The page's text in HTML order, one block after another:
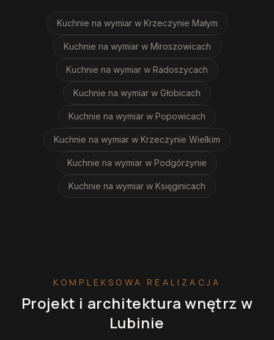
Kuchnie na wymiar w Krzeczynie Małym
Kuchnie na wymiar w Miroszowicach
Kuchnie na wymiar w Radoszycach
Kuchnie na wymiar w Głobicach
Kuchnie na wymiar w Popowicach
Kuchnie na wymiar w Krzeczynie Wielkim
Kuchnie na wymiar w Podgórzynie
Kuchnie na wymiar w Księginicach
KOMPLEKSOWA REALIZACJA
Projekt i architektura wnętrz w
Lubinie